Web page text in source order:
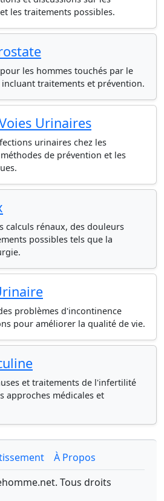
les traitements possibles.
les hommes touchés par le
traitements et prévention.
Urinaires
urinaires chez les
de prévention et les
calculs rénaux, des douleurs
possibles tels que la
problèmes d'incontinence
pour améliorer la qualité de vie.
et traitements de l'infertilité
approches médicales et
À Propos
Tous droits